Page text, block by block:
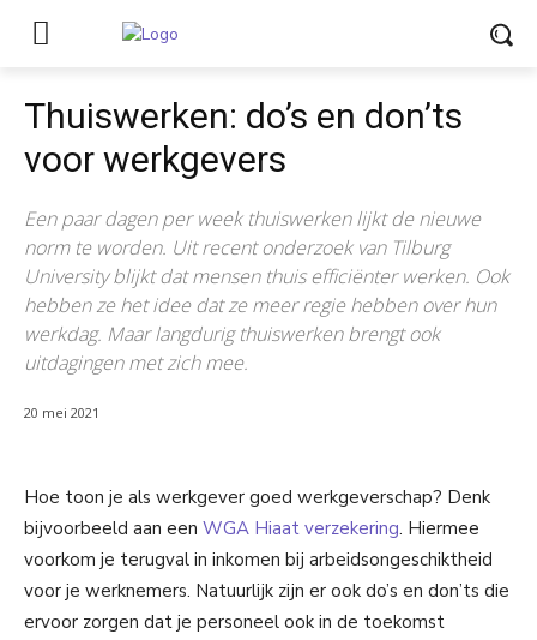
Thuiswerken: do’s en don’ts
voor werkgevers
Een paar dagen per week thuiswerken lijkt de nieuwe
norm te worden. Uit recent onderzoek van Tilburg
University blijkt dat mensen thuis efficiënter werken. Ook
hebben ze het idee dat ze meer regie hebben over hun
werkdag. Maar langdurig thuiswerken brengt ook
uitdagingen met zich mee.
20 mei 2021
Hoe toon je als werkgever goed werkgeverschap? Denk
bijvoorbeeld aan een WGA Hiaat verzekering. Hiermee
voorkom je terugval in inkomen bij arbeidsongeschiktheid
voor je werknemers. Natuurlijk zijn er ook do’s en don’ts die
ervoor zorgen dat je personeel ook in de toekomst